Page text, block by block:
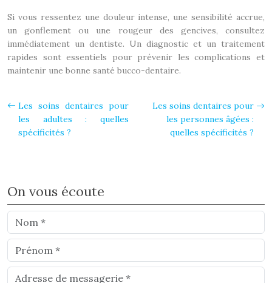
Si vous ressentez une douleur intense, une sensibilité accrue,
un gonflement ou une rougeur des gencives, consultez
immédiatement un dentiste. Un diagnostic et un traitement
rapides sont essentiels pour prévenir les complications et
maintenir une bonne santé bucco-dentaire.
Les soins dentaires pour
les adultes : quelles
spécificités ?
Les soins dentaires pour
les personnes âgées :
quelles spécificités ?
On vous écoute